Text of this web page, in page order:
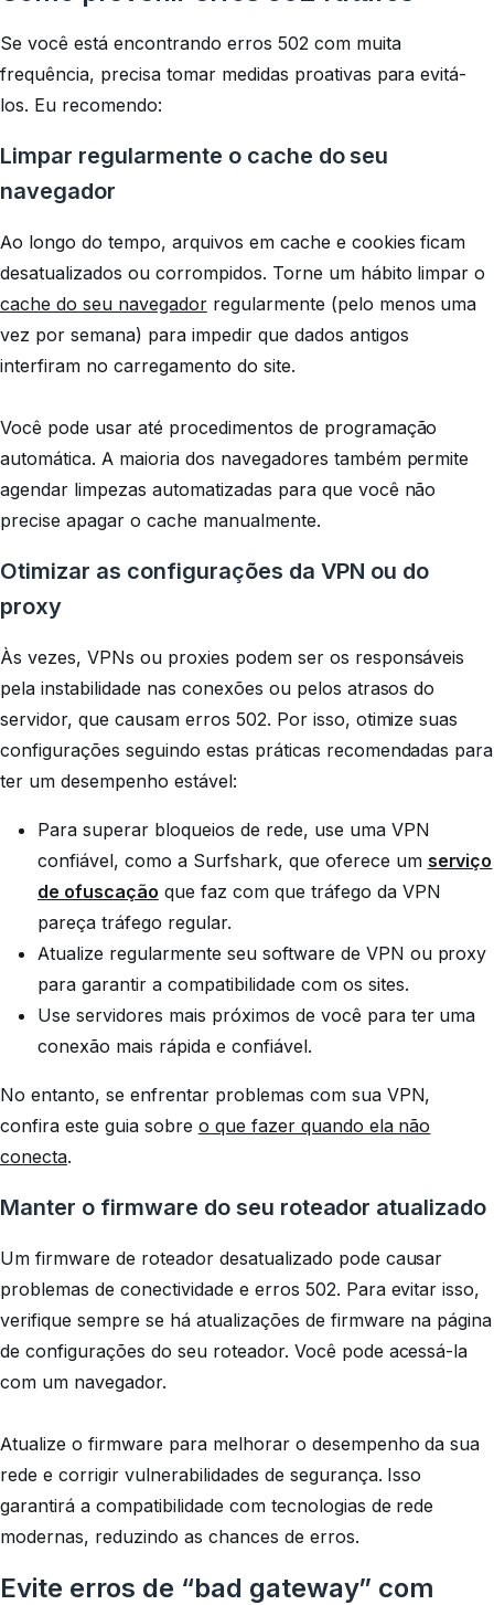
Se você está encontrando erros 502 com muita
frequência, precisa tomar medidas proativas para evitá-
los. Eu recomendo:
Limpar regularmente o cache do seu
navegador
Ao longo do tempo, arquivos em cache e cookies ficam
desatualizados ou corrompidos. Torne um hábito limpar o
cache do seu navegadorregularmente (pelo menos uma
vez por semana) para impedir que dados antigos
interfiram no carregamento do site.
Você pode usar até procedimentos de programação
automática. A maioria dos navegadores também permite
agendar limpezas automatizadas para que você não
precise apagar o cache manualmente.
Otimizar as configurações da VPN ou do
proxy
Às vezes, VPNs ou proxies podem ser os responsáveis
pela instabilidade nas conexões ou pelos atrasos do
servidor, que causam erros 502. Por isso, otimize suas
configurações seguindo estas práticas recomendadas para
ter um desempenho estável:
Para superar bloqueios de rede, use uma VPN
confiável, como a Surfshark, que oferece um serviço
de ofuscação que faz com que tráfego da VPN
pareça tráfego regular.
Atualize regularmente seu software de VPN ou proxy
para garantir a compatibilidade com os sites.
Use servidores mais próximos de você para ter uma
conexão mais rápida e confiável.
No entanto, se enfrentar problemas com sua VPN,
confira este guia sobre o que fazer quando ela não
conecta.
Manter o firmware do seu roteador atualizado
Um firmware de roteador desatualizado pode causar
problemas de conectividade e erros 502. Para evitar isso,
verifique sempre se há atualizações de firmware na página
de configurações do seu roteador. Você pode acessá-la
com um navegador.
Atualize o firmware para melhorar o desempenho da sua
rede e corrigir vulnerabilidades de segurança. Isso
garantirá a compatibilidade com tecnologias de rede
modernas, reduzindo as chances de erros.
Evite erros de “bad gateway” com